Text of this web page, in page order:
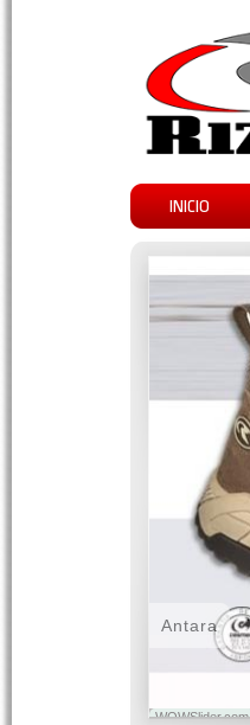
INICIO
WOWSlider.com
Antara